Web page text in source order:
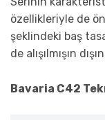
özellikleriyle de
şeklindeki baş
de alışılmışın
Bavaria C42